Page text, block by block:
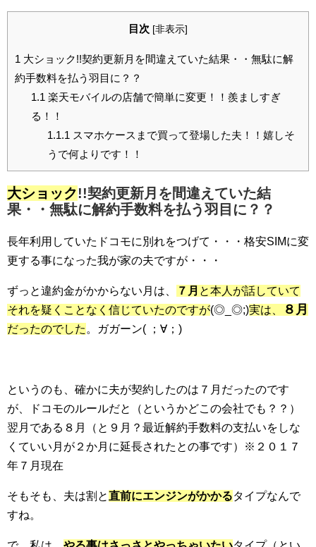
目次 [非表示]
1 大ショック!!契約更新月を間違えていた結果・・無駄に解
約手数料を払う羽目に？？
1.1 楽天モバイルの店舗で簡単に変更！！羨ましすぎ
る！！
1.1.1 スマホケースまで買って登場した夫！！嬉しそ
うで何よりです！！
大ショック!!契約更新月を間違えていた結
果・・無駄に解約手数料を払う羽目に？？
長年利用していたドコモに別れをつげて・・・格安SIMに変
更する事になった我が家の夫ですが・・・
ずっと違約金がかからない月は、 ７月 と本人が話していて
それを疑くことなく信じていたのですが(◎_◎;)実は、 ８月
だったのでした 。ガガーン( ；∀；)
というのも、確かに夫が契約したのは７月だったのです
が、ドコモのルールだと（というかどこの会社でも？？）
翌月である８月（と９月？最近解約手数料の支払いをしな
くていい月が２か月に延長されたとの事です）※２０１７
年７月現在
そもそも、夫は割と直前にエンジンがかかるタイプなんで
すね。